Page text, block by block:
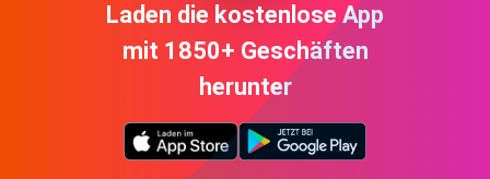
Laden die kostenlose App
mit 1850+ Geschäften
herunter